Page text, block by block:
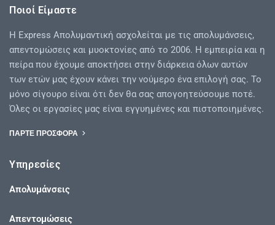
Ποιοί Είμαστε
Η Express Απολυμαντική ασχολείται με τις απολυμάνσεις,
απεντομώσεις και μυοκτονίες από το 2006. Η εμπειρία και η
πείρα που έχουμε αποκτήσει στην διάρκεια όλων αυτών
των ετών μας έχουν κάνει την νούμερο ένα επιλογή σας. Το
μόνο σίγουρο είναι ότι δεν θα σας απογοητεύσουμε ποτέ.
Όλες οι εργασίες μας είναι εγγυημένες και πιστοποιημένες.
ΠΑΡΤΕ ΠΡΟΣΦΟΡΑ
Υπηρεσίες
Απολυμάνσεις
Απεντομώσεις